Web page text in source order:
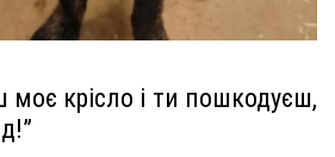
крісло і ти пошкодуєш,